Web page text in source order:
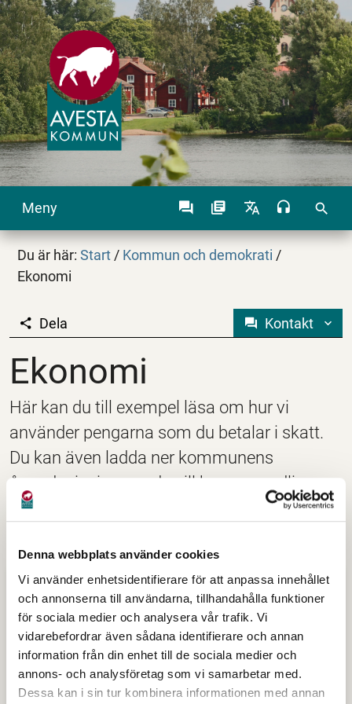
Denna webbplats använder cookies
Vi använder enhetsidentifierare för att anpassa innehållet
och annonserna till användarna, tillhandahålla funktioner
för sociala medier och analysera vår trafik. Vi
vidarebefordrar även sådana identifierare och annan
information från din enhet till de sociala medier och
annons- och analysföretag som vi samarbetar med.
Dessa kan i sin tur kombinera informationen med annan
Meny search
Du är här:Start / Kommun och demokrati /
Ekonomi
Ekonomi
Dela Kontakt
Ekonomi
Här kan du till exempel läsa om hur vi
använder pengarna som du betalar i skatt.
Du kan även ladda ner kommunens
årsredovisning om du vill ha en grundlig
redovisning av vår ekonomi.
Ekonomi
Planering och uppföljning
Budget